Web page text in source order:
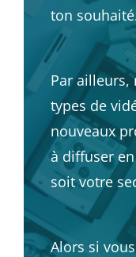
ton
Par ailleurs,
types de
nouveaux
à diffuser
soit votre
Alors si